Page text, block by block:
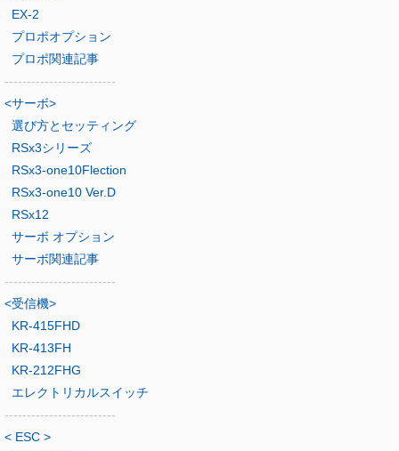
EX-2
プロポオプション
プロポ関連記事
-------------------------
<サーボ>
選び方とセッティング
RSx3シリーズ
RSx3-one10Flection
RSx3-one10 Ver.D
RSx12
サーボ オプション
サーボ関連記事
-------------------------
<受信機>
KR-415FHD
KR-413FH
KR-212FHG
エレクトリカルスイッチ
-------------------------
< ESC >